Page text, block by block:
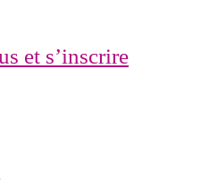
et s’inscrire